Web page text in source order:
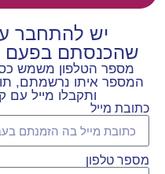
יש להתחבר
שהכנסתם בפעם
מספר הטלפון משמש
המספר איתו נרשמתם,
ותקבלו מייל עם
כתובת מייל
מספר טלפון